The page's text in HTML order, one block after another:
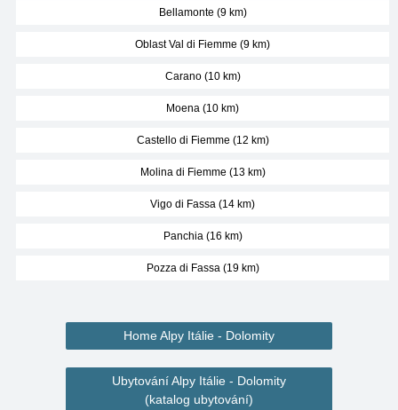
Bellamonte (9 km)
Oblast Val di Fiemme (9 km)
Carano (10 km)
Moena (10 km)
Castello di Fiemme (12 km)
Molina di Fiemme (13 km)
Vigo di Fassa (14 km)
Panchia (16 km)
Pozza di Fassa (19 km)
Home Alpy Itálie - Dolomity
Ubytování Alpy Itálie - Dolomity
(katalog ubytování)